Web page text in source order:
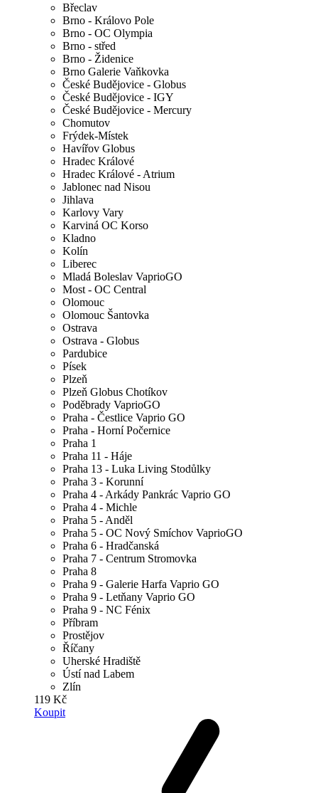
Břeclav
Brno - Královo Pole
Brno - OC Olympia
Brno - střed
Brno - Židenice
Brno Galerie Vaňkovka
České Budějovice - Globus
České Budějovice - IGY
České Budějovice - Mercury
Chomutov
Frýdek-Místek
Havířov Globus
Hradec Králové
Hradec Králové - Atrium
Jablonec nad Nisou
Jihlava
Karlovy Vary
Karviná OC Korso
Kladno
Kolín
Liberec
Mladá Boleslav VaprioGO
Most - OC Central
Olomouc
Olomouc Šantovka
Ostrava
Ostrava - Globus
Pardubice
Písek
Plzeň
Plzeň Globus Chotíkov
Poděbrady VaprioGO
Praha - Čestlice Vaprio GO
Praha - Horní Počernice
Praha 1
Praha 11 - Háje
Praha 13 - Luka Living Stodůlky
Praha 3 - Korunní
Praha 4 - Arkády Pankrác Vaprio GO
Praha 4 - Michle
Praha 5 - Anděl
Praha 5 - OC Nový Smíchov VaprioGO
Praha 6 - Hradčanská
Praha 7 - Centrum Stromovka
Praha 8
Praha 9 - Galerie Harfa Vaprio GO
Praha 9 - Letňany Vaprio GO
Praha 9 - NC Fénix
Příbram
Prostějov
Říčany
Uherské Hradiště
Ústí nad Labem
Zlín
119 Kč
Koupit